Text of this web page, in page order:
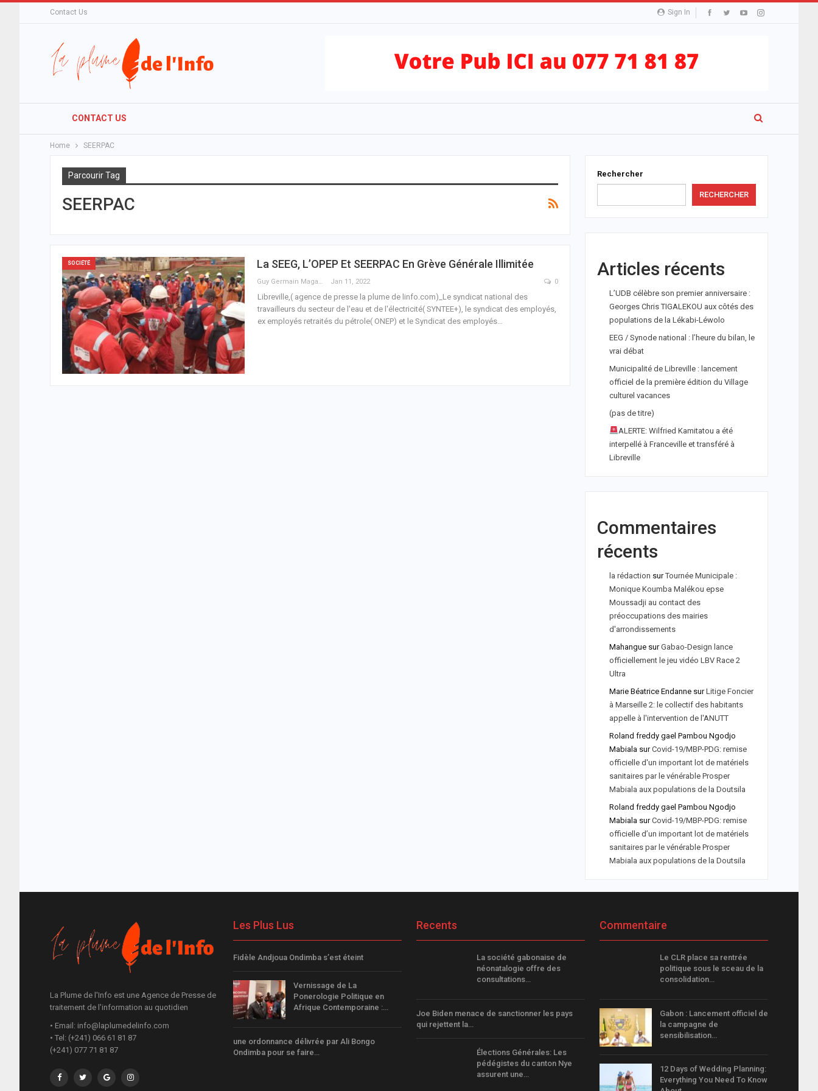
Sign In
Contact Us
CONTACT US
Home SEERPAC
Parcourir Tag
SEERPAC
SOCIÉTÉ La SEEG, L’OPEP Et SEERPAC En Grève Générale Illimitée
Guy Germain Maganga Nziengui Jan 11, 2022 0
Libreville,( agence de presse la plume de linfo.com)_Le syndicat national des
travailleurs du secteur de l'eau et de l'électricité( SYNTEE+), le syndicat des employés,
ex employés retraités du pétrole( ONEP) et le Syndicat des employés…
Rechercher
RECHERCHER
Articles récents
L’UDB célèbre son premier anniversaire :
Georges Chris TIGALEKOU aux côtés des
populations de la Lékabi-Léwolo
EEG / Synode national : l’heure du bilan, le
vrai débat
Municipalité de Libreville : lancement
officiel de la première édition du Village
culturel vacances
(pas de titre)
ALERTE: Wilfried Kamitatou a été
interpellé à Franceville et transféré à
Libreville
Commentaires
récents
la rédaction surTournée Municipale :
Monique Koumba Malékou epse
Moussadji au contact des
préoccupations des mairies
d'arrondissements
MahanguesurGabao-Design lance
officiellement le jeu vidéo LBV Race 2
Ultra
Marie Béatrice EndannesurLitige Foncier
à Marseille 2: le collectif des habitants
appelle à l'intervention de l'ANUTT
Roland freddy gael Pambou Ngodjo
MabialasurCovid-19/MBP-PDG: remise
officielle d'un important lot de matériels
sanitaires par le vénérable Prosper
Mabiala aux populations de la Doutsila
Roland freddy gael Pambou Ngodjo
MabialasurCovid-19/MBP-PDG: remise
officielle d’un important lot de matériels
sanitaires par le vénérable Prosper
Mabiala aux populations de la Doutsila
La Plume de l'Info est une Agence de Presse de
traitement de l'information au quotidien
• Email: info@laplumedelinfo.com
• Tel: (+241) 066 61 81 87
(+241) 077 71 81 87
Les Plus Lus
Fidèle Andjoua Ondimba s’est éteint
Vernissage de La
Ponerologie Politique en
Afrique Contemporaine :…
une ordonnance délivrée par Ali Bongo
Ondimba pour se faire…
Recents
La société gabonaise de
néonatalogie offre des
consultations…
Joe Biden menace de sanctionner les pays
qui rejettent la…
Élections Générales: Les
pédégistes du canton Nye
assurent une…
Commentaire
Le CLR place sa rentrée
politique sous le sceau de la
consolidation…
Gabon : Lancement officiel de
la campagne de
sensibilisation…
12 Days of Wedding Planning:
Everything You Need To Know